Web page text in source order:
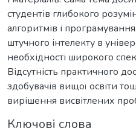
студентів глибокого
алгоритмів і
штучного інтелекту в
необхідності широкого
Відсутність практичного
здобувачів вищої освіти
вирішення висвітлених
Ключові слова